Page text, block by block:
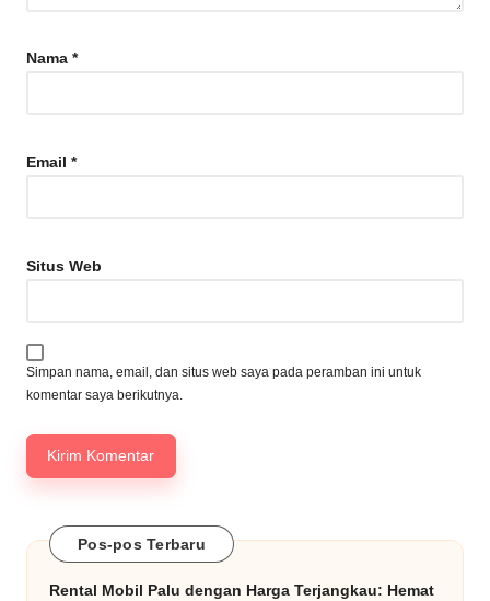
Nama *
Email *
Situs Web
Simpan nama, email, dan situs web saya pada peramban ini untuk
komentar saya berikutnya.
Pos-pos Terbaru
Rental Mobil Palu dengan Harga Terjangkau: Hemat